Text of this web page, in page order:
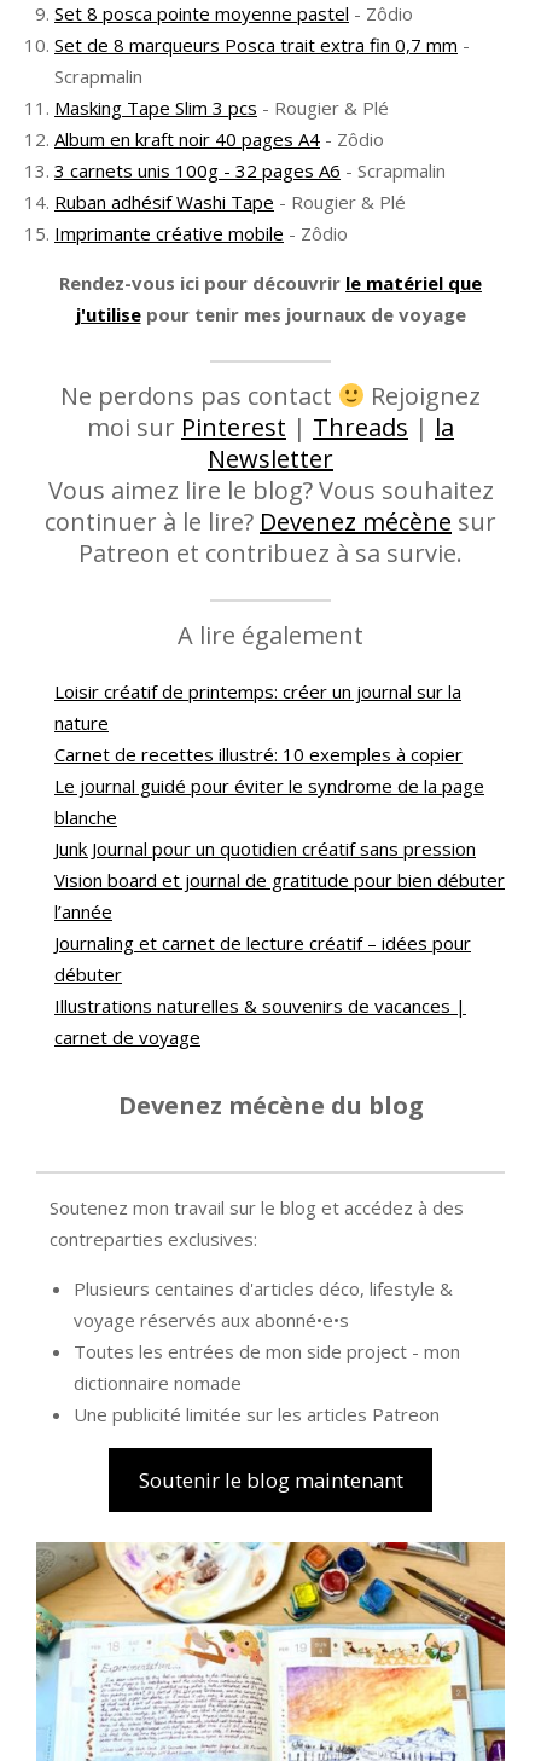
Set 8 posca pointe moyenne pastel - Zôdio
Set de 8 marqueurs Posca trait extra fin 0,7 mm -
Scrapmalin
Masking Tape Slim 3 pcs - Rougier & Plé
Album en kraft noir 40 pages A4 - Zôdio
3 carnets unis 100g - 32 pages A6 - Scrapmalin
Ruban adhésif Washi Tape - Rougier & Plé
Imprimante créative mobile - Zôdio
Rendez-vous ici pour découvrir le matériel que
j'utilisepour tenir mes journaux de voyage
Ne perdons pas contact
Rejoignez
moi sur Pinterest | Threads | la
Newsletter
Vous aimez lire le blog? Vous souhaitez
continuer à le lire? Devenez mécène sur
Patreon et contribuez à sa survie.
A lire également
Loisir créatif de printemps: créer un journal sur la
nature
Carnet de recettes illustré: 10 exemples à copier
Le journal guidé pour éviter le syndrome de la page
blanche
Junk Journal pour un quotidien créatif sans pression
Vision board et journal de gratitude pour bien débuter
l’année
Journaling et carnet de lecture créatif – idées pour
débuter
Illustrations naturelles & souvenirs de vacances |
carnet de voyage
Devenez mécène du blog
Soutenez mon travail sur le blog et accédez à des
contreparties exclusives:
Plusieurs centaines d'articles déco, lifestyle &
voyage réservés aux abonné•e•s
Toutes les entrées de mon side project - mon
dictionnaire nomade
Une publicité limitée sur les articles Patreon
Soutenir le blog maintenant